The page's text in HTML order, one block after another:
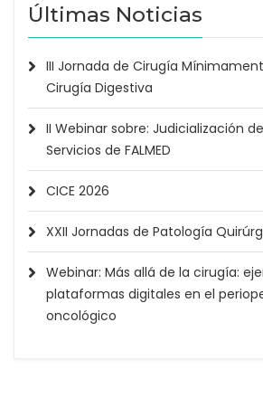
Últimas Noticias
III Jornada de Cirugía
Cirugía Digestiva
II Webinar sobre: Judicialización
Servicios de FALMED
CICE 2026
XXII Jornadas de Patología
Webinar: Más allá de la cirugía:
plataformas digitales en el
oncológico